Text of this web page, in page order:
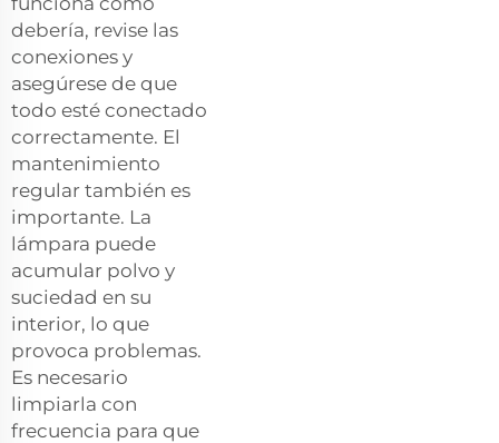
debería, revise las
conexiones y
asegúrese de que
todo esté conectado
correctamente. El
mantenimiento
regular también es
importante. La
lámpara puede
acumular polvo y
suciedad en su
interior, lo que
provoca problemas.
Es necesario
limpiarla con
frecuencia para que